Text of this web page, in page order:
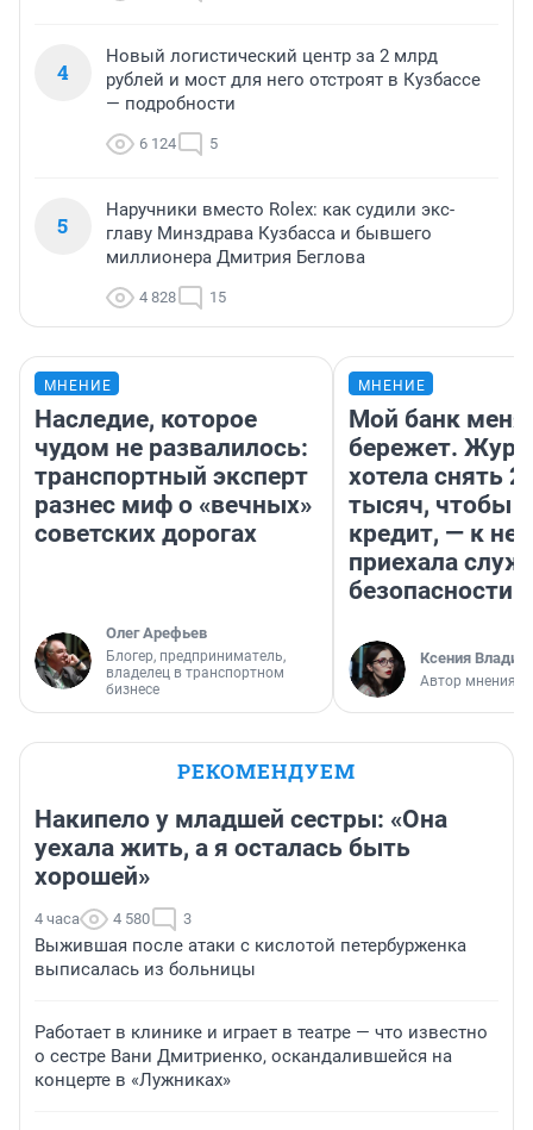
4
Новый логистический центр за 2 млрд
рублей и мост для него отстроят в Кузбассе
— подробности
6 124 5
5
Наручники вместо Rolex: как судили экс-
главу Минздрава Кузбасса и бывшего
миллионера Дмитрия Беглова
4 828 15
МНЕНИЕ
Наследие, которое
чудом не развалилось:
транспортный эксперт
разнес миф о «вечных»
советских дорогах
Олег Арефьев
Блогер, предприниматель,
владелец в транспортном
бизнесе
МНЕНИЕ
Мой банк меня
бережет.
хотела снять
тысяч, чтобы
кредит, — к
приехала
безопасности
Ксения
Автор мнения
РЕКОМЕНДУЕМ
Накипело у младшей сестры: «Она
уехала жить, а я осталась быть
хорошей»
4 часа 4 580 3
Выжившая после атаки с кислотой петербурженка
выписалась из больницы
Работает в клинике и играет в театре — что известно
о сестре Вани Дмитриенко, оскандалившейся на
концерте в «Лужниках»